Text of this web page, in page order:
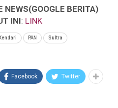
NEWS(GOOGLE BERITA)
INI: LINK
Kendari PAN Sultra
Facebook Twitter